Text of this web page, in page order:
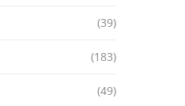
(39)
(183)
(49)